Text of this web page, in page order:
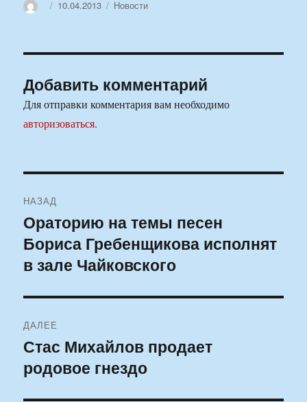
АвторОпубликовано
10.04.2013 Рубрики
Новости
Добавить комментарий
Для отправки комментария вам необходимо
авторизоваться.
по
записям
НАЗАД
Предыдущая
запись:
Ораторию на темы песен
Бориса Гребенщикова исполнят
в зале Чайковского
ДАЛЕЕ
Следующая
запись:
Стас Михайлов продает
родовое гнездо